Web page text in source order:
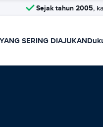
Sejak tahun 2005,
SERING DIAJUKAN